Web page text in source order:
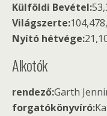
Külföldi Bevétel:
Világszerte:
Nyító hétvége:
Alkotók
rendező:Garth
forgatókönyvíró: